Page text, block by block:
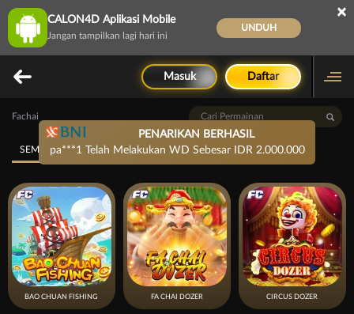
PENARIKAN BERHASIL
pa***1 Telah Melakukan WD Sebesar IDR 2.000.000
CALON4D Aplikasi Mobile
Jangan tampilkan lagi hari ini
UNDUH
×
Masuk Daftar
Fachai
SEMUA PERMAINAN FISHING ARCADE
BAO CHUAN FISHING FA CHAI DOZER CIRCUS DOZER